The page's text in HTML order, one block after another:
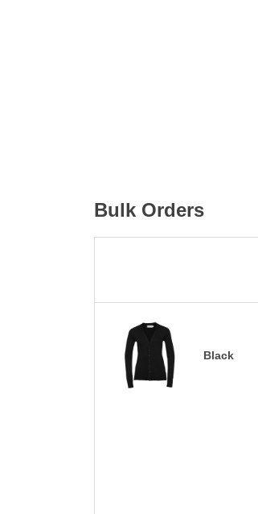
Bulk Orders
Black